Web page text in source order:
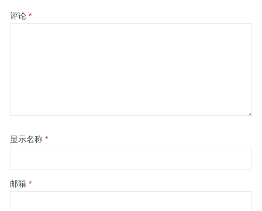
评论 *
显示名称 *
邮箱 *